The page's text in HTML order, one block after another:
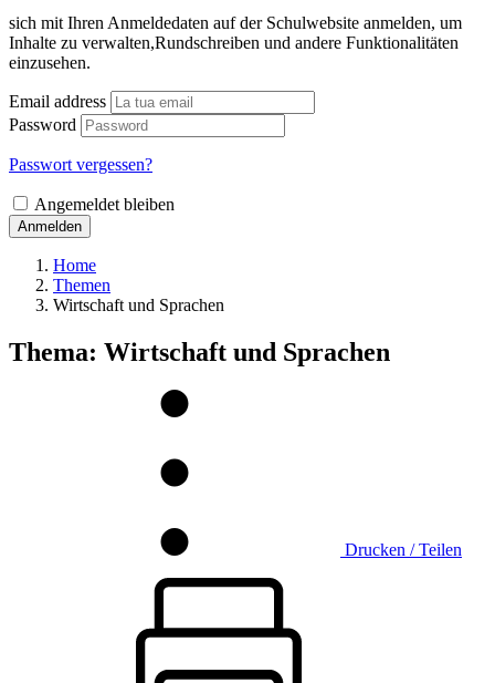
sich mit Ihren Anmeldedaten auf der Schulwebsite anmelden, um
Inhalte zu verwalten,Rundschreiben und andere Funktionalitäten
einzusehen.
Email address
Password
Passwort vergessen?
Angemeldet bleiben
Anmelden
Home
Themen
Wirtschaft und Sprachen
Thema: Wirtschaft und Sprachen
Drucken / Teilen